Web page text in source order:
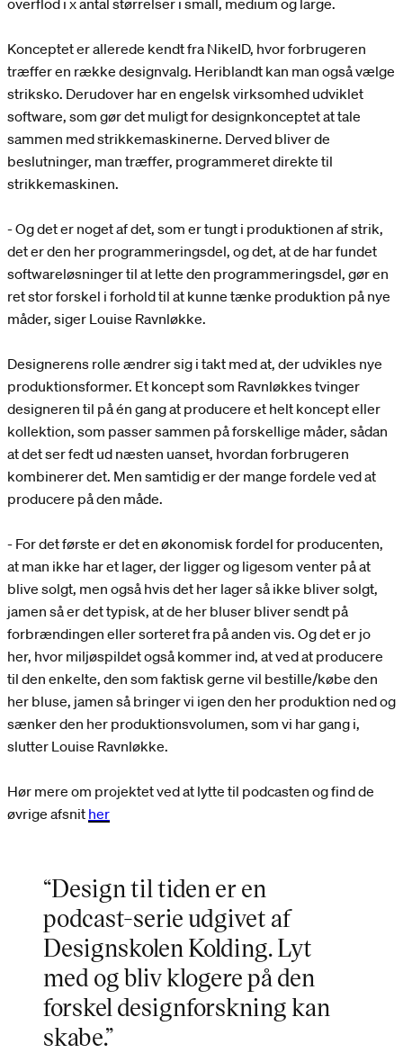
overflod i x antal størrelser i small, medium og large.
Konceptet er allerede kendt fra NikeID, hvor forbrugeren
træffer en række designvalg. Heriblandt kan man også vælge
striksko. Derudover har en engelsk virksomhed udviklet
software, som gør det muligt for designkonceptet at tale
sammen med strikkemaskinerne. Derved bliver de
beslutninger, man træffer, programmeret direkte til
strikkemaskinen.
- Og det er noget af det, som er tungt i produktionen af strik,
det er den her programmeringsdel, og det, at de har fundet
softwareløsninger til at lette den programmeringsdel, gør en
ret stor forskel i forhold til at kunne tænke produktion på nye
måder, siger Louise Ravnløkke.
Designerens rolle ændrer sig i takt med at, der udvikles nye
produktionsformer. Et koncept som Ravnløkkes tvinger
designeren til på én gang at producere et helt koncept eller
kollektion, som passer sammen på forskellige måder, sådan
at det ser fedt ud næsten uanset, hvordan forbrugeren
kombinerer det. Men samtidig er der mange fordele ved at
producere på den måde.
- For det første er det en økonomisk fordel for producenten,
at man ikke har et lager, der ligger og ligesom venter på at
blive solgt, men også hvis det her lager så ikke bliver solgt,
jamen så er det typisk, at de her bluser bliver sendt på
forbrændingen eller sorteret fra på anden vis. Og det er jo
her, hvor miljøspildet også kommer ind, at ved at producere
til den enkelte, den som faktisk gerne vil bestille/købe den
her bluse, jamen så bringer vi igen den her produktion ned og
sænker den her produktionsvolumen, som vi har gang i,
slutter Louise Ravnløkke.
Hør mere om projektet ved at lytte til podcasten og find de
øvrige afsnit her
“Design til tiden er en
podcast-serie udgivet af
Designskolen Kolding. Lyt
med og bliv klogere på den
forskel designforskning kan
skabe.”